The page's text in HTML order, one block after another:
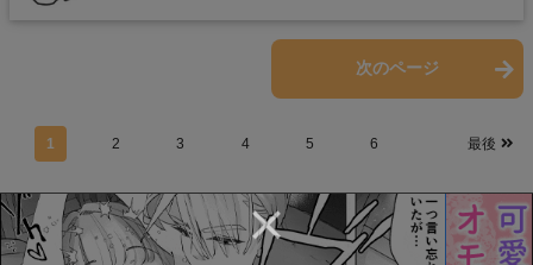
次のページ
1 2 3 4 5 6 最後